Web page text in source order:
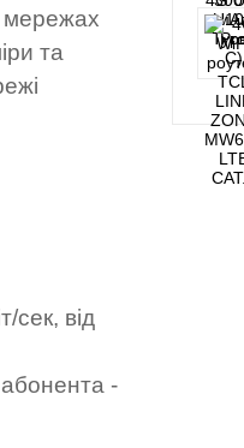
мережах
та
сек, від
-